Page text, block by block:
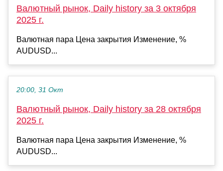
Валютный рынок, Daily history за 3 октября
2025 г.
Валютная пара Цена закрытия Изменение, %
AUDUSD...
20:00, 31 Окт
Валютный рынок, Daily history за 28 октября
2025 г.
Валютная пара Цена закрытия Изменение, %
AUDUSD...